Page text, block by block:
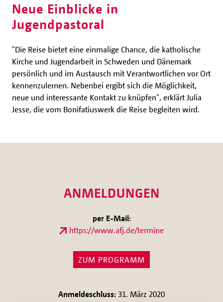
Neue Einblicke in
Jugendpastoral
"Die Reise bietet eine einmalige Chance, die katholische
Kirche und Jugendarbeit in Schweden und Dänemark
persönlich und im Austausch mit Verantwortlichen vor Ort
kennenzulernen. Nebenbei ergibt sich die Möglichkeit,
neue und interessante Kontakt zu knüpfen", erklärt Julia
Jesse, die vom Bonifatiuswerk die Reise begleiten wird.
ANMELDUNGEN
per E-Mail:
https://www.afj.de/termine
ZUM PROGRAMM
Anmeldeschluss: 31. März 2020